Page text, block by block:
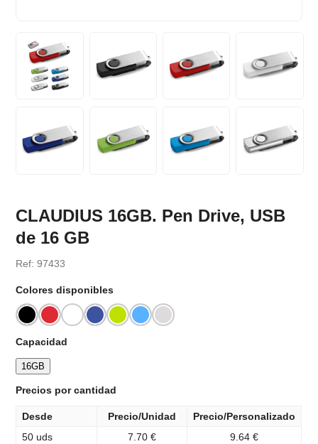
CLAUDIUS 16GB. Pen Drive, USB
de 16 GB
Ref: 97433
Colores disponibles
Capacidad
16GB
Precios por cantidad
Desde Precio/Unidad
Precio/Personalizado
50 uds
7.70 €
9.64 €